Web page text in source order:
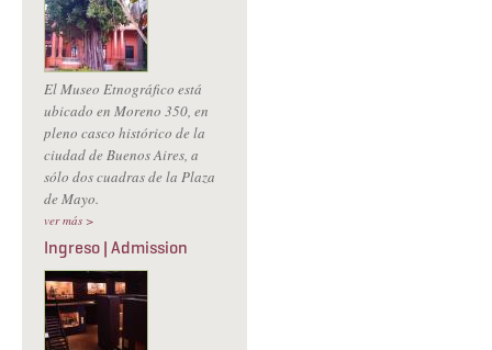
El Museo Etnográfico está
ubicado en Moreno 350, en
pleno casco histórico de la
ciudad de Buenos Aires, a
sólo dos cuadras de la Plaza
de Mayo.
ver más >
Ingreso | Admission